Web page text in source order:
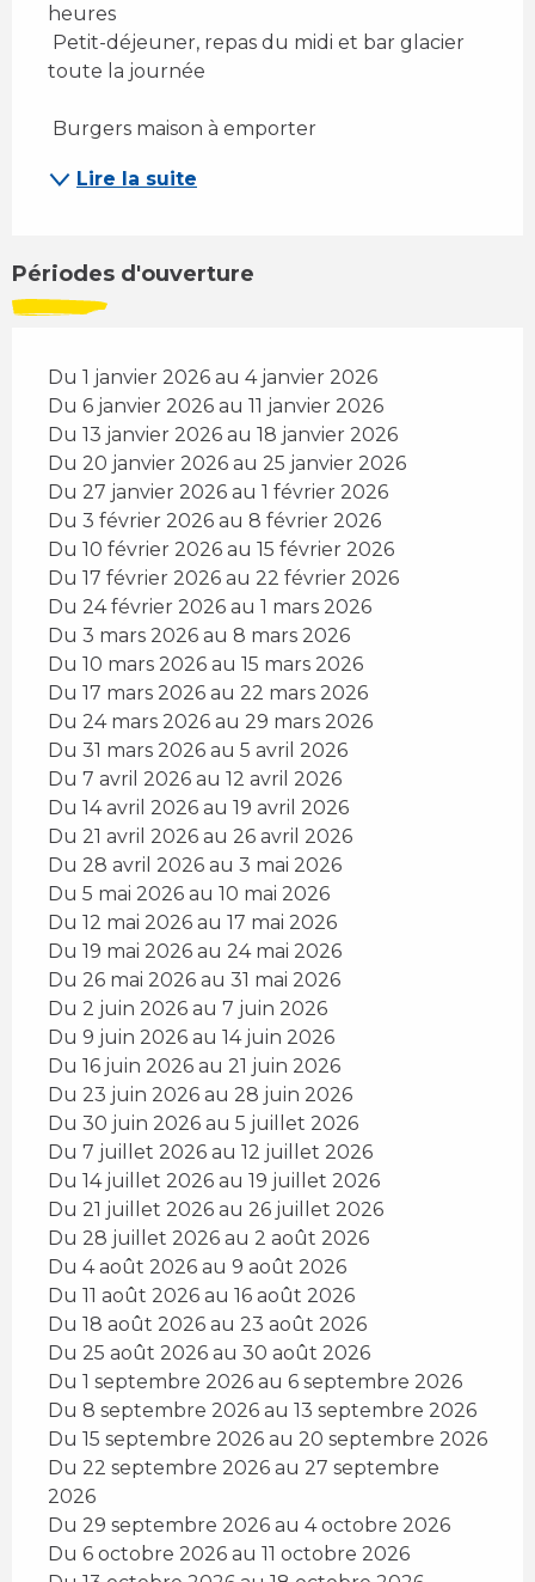
heures
toute la journée
Burgers maison à emporter
Lire la suite
Périodes d'ouverture
Du 1 janvier 2026 au 4 janvier 2026
Du 6 janvier 2026 au 11 janvier 2026
Du 13 janvier 2026 au 18 janvier 2026
Du 20 janvier 2026 au 25 janvier 2026
Du 27 janvier 2026 au 1 février 2026
Du 3 février 2026 au 8 février 2026
Du 10 février 2026 au 15 février 2026
Du 17 février 2026 au 22 février 2026
Du 24 février 2026 au 1 mars 2026
Du 3 mars 2026 au 8 mars 2026
Du 10 mars 2026 au 15 mars 2026
Du 17 mars 2026 au 22 mars 2026
Du 24 mars 2026 au 29 mars 2026
Du 31 mars 2026 au 5 avril 2026
Du 7 avril 2026 au 12 avril 2026
Du 14 avril 2026 au 19 avril 2026
Du 21 avril 2026 au 26 avril 2026
Du 28 avril 2026 au 3 mai 2026
Du 5 mai 2026 au 10 mai 2026
Du 12 mai 2026 au 17 mai 2026
Du 19 mai 2026 au 24 mai 2026
Du 26 mai 2026 au 31 mai 2026
Du 2 juin 2026 au 7 juin 2026
Du 9 juin 2026 au 14 juin 2026
Du 16 juin 2026 au 21 juin 2026
Du 23 juin 2026 au 28 juin 2026
Du 30 juin 2026 au 5 juillet 2026
Du 7 juillet 2026 au 12 juillet 2026
Du 14 juillet 2026 au 19 juillet 2026
Du 21 juillet 2026 au 26 juillet 2026
Du 28 juillet 2026 au 2 août 2026
Du 4 août 2026 au 9 août 2026
Du 11 août 2026 au 16 août 2026
Du 18 août 2026 au 23 août 2026
Du 25 août 2026 au 30 août 2026
Du 1 septembre 2026 au 6 septembre 2026
Du 8 septembre 2026 au 13 septembre 2026
Du 15 septembre 2026 au 20 septembre 2026
Du 22 septembre 2026 au 27 septembre
2026
Du 29 septembre 2026 au 4 octobre 2026
Du 6 octobre 2026 au 11 octobre 2026